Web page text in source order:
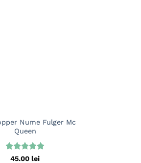
Nume Fulger Mc
Queen
Evaluat la
45.00 lei